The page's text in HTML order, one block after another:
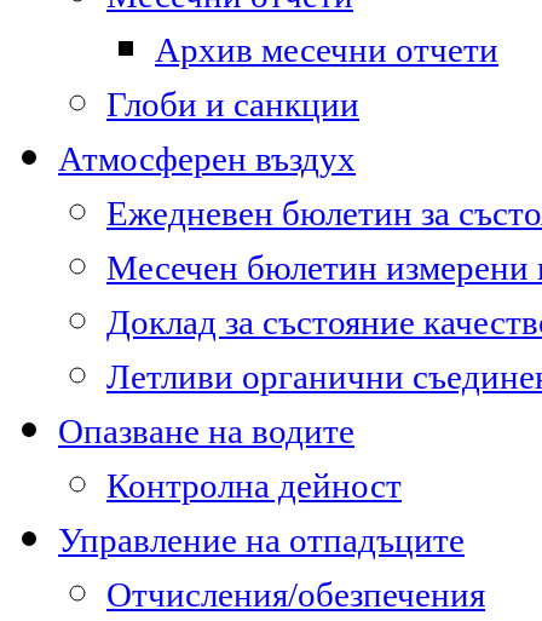
Архив месечни отчети
Глоби и санкции
Атмосферен въздух
Ежедневен бюлетин за
Месечен бюлетин
Доклад за състояние
Летливи органични
Опазване на водите
Контролна дейност
Управление на отпадъците
Отчисления/обезпечения